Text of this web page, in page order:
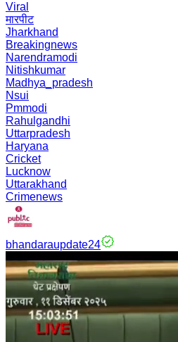
Viral
मारपीट
Jharkhand
Breakingnews
Narendramodi
Nitishkumar
Madhya_pradesh
Nsui
Pmmodi
Rahulgandhi
Uttarpradesh
Haryana
Cricket
Lucknow
Uttarakhand
Crimenews
bhandaraupdate24